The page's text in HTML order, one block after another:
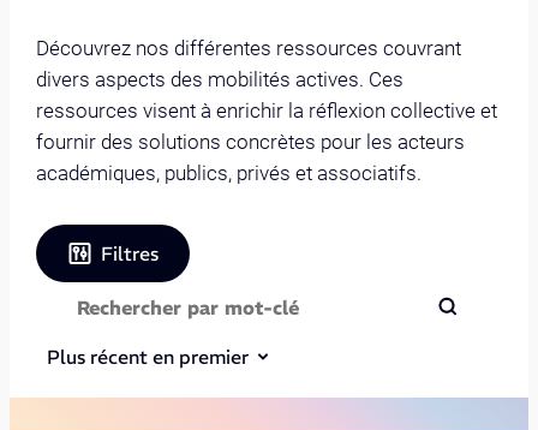
Découvrez nos différentes ressources couvrant
divers aspects des mobilités actives. Ces
ressources visent à enrichir la réflexion collective et
fournir des solutions concrètes pour les acteurs
académiques, publics, privés et associatifs.
Filtres
Plus récent en premier